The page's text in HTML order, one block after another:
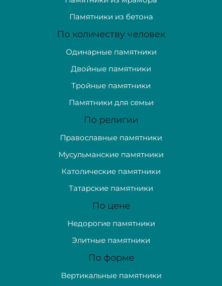
Памятники из бетона
По количеству человек
Одинарные памятники
Двойные памятники
Тройные памятники
Памятники для семьи
По религии
Православные памятники
Мусульманские памятники
Католические памятники
Татарские памятники
По цене
Недорогие памятники
Элитные памятники
По форме
Вертикальные памятники